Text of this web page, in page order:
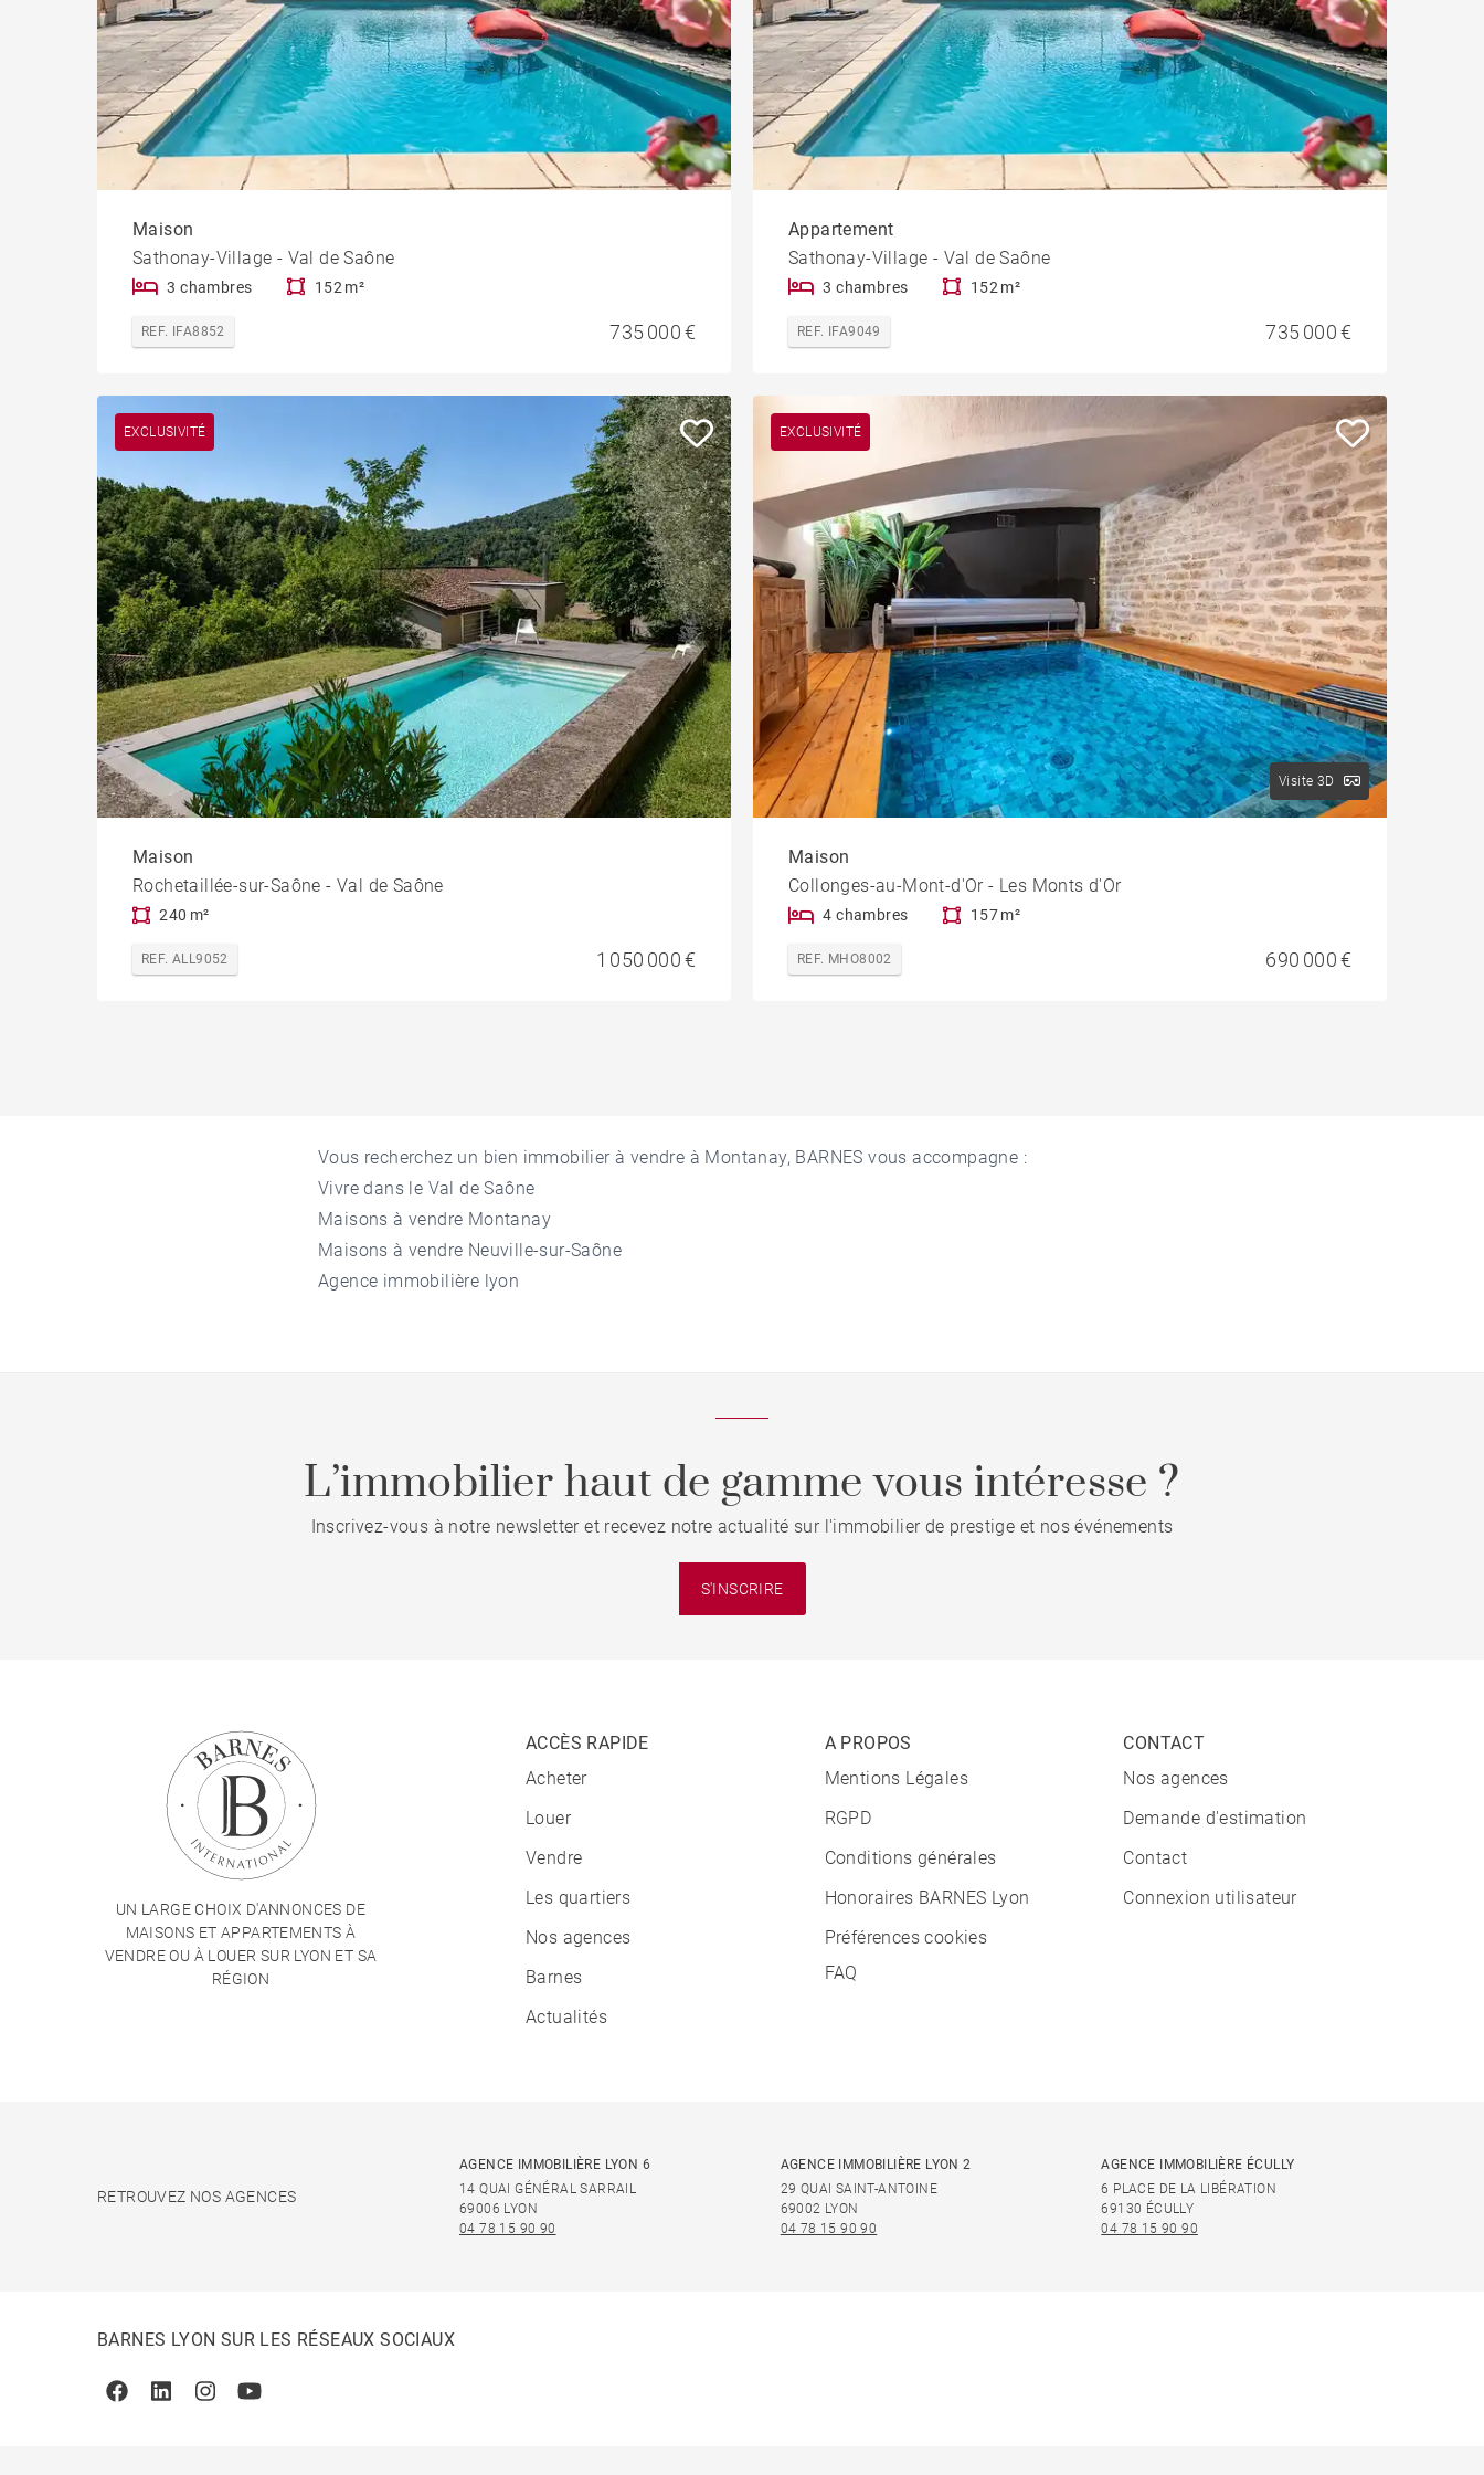
Maison
Sathonay-Village - Val de Saône
3 chambres 152 m²
REF. IFA8852 735 000 €
Appartement
Sathonay-Village - Val de Saône
3 chambres 152 m²
REF. IFA9049 735 000 €
EXCLUSIVITÉ
Maison
Rochetaillée-sur-Saône - Val de Saône
240 m²
REF. ALL9052 1 050 000 €
EXCLUSIVITÉ
Visite 3D
Maison
Collonges-au-Mont-d'Or - Les Monts d'Or
4 chambres 157 m²
REF. MHO8002 690 000 €
Vous recherchez un bien immobilier à vendre à Montanay, BARNES vous accompagne :
Vivre dans le Val de Saône
Maisons à vendre Montanay
Maisons à vendre Neuville-sur-Saône
Agence immobilière lyon
L’immobilier haut de gamme vous intéresse ?
Inscrivez-vous à notre newsletter et recevez notre actualité sur l'immobilier de prestige et nos événements
S'INSCRIRE
UN LARGE CHOIX D'ANNONCES DE
MAISONS ET APPARTEMENTS À
VENDRE OU À LOUER SUR LYON ET SA
RÉGION
ACCÈS RAPIDE
Acheter
Louer
Vendre
Les quartiers
Nos agences
Barnes
Actualités
A PROPOS
Mentions Légales
RGPD
Conditions générales
Honoraires BARNES Lyon
Préférences cookies
FAQ
CONTACT
Nos agences
Demande d'estimation
Contact
Connexion utilisateur
RETROUVEZ NOS AGENCES
AGENCE IMMOBILIÈRE LYON 6
14 QUAI GÉNÉRAL SARRAIL
69006 LYON
04 78 15 90 90
AGENCE IMMOBILIÈRE LYON 2
29 QUAI SAINT-ANTOINE
69002 LYON
04 78 15 90 90
AGENCE IMMOBILIÈRE ÉCULLY
6 PLACE DE LA LIBÉRATION
69130 ÉCULLY
04 78 15 90 90
BARNES LYON SUR LES RÉSEAUX SOCIAUX
FacebookLinkedinInstagramYoutube